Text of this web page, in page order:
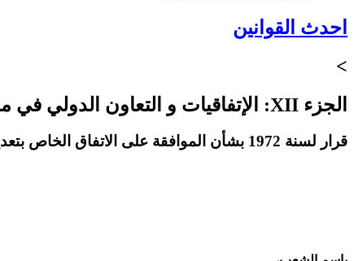
احدث القوانين
>
الجزء XII: الإتفاقيات و التعاون الدولي في مجال الأمن و الدفاع
قرار لسنة 1972 بشأن الموافقة على الاتفاق الخاص بتعديل الاتفاقية الدولية للطيران المدني